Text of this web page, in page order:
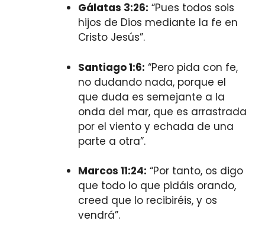
Gálatas 3:26: “Pues todos sois
hijos de Dios mediante la fe en
Cristo Jesús”.
Santiago 1:6: “Pero pida con fe,
no dudando nada, porque el
que duda es semejante a la
onda del mar, que es arrastrada
por el viento y echada de una
parte a otra”.
Marcos 11:24: “Por tanto, os digo
que todo lo que pidáis orando,
creed que lo recibiréis, y os
vendrá”.